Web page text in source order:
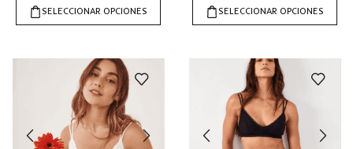
SELECCIONAR OPCIONES SELECCIONAR OPCIONES